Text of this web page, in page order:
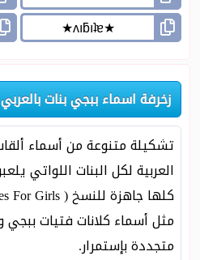
زخرفة اسماء ببجي بنات بالعربي
تشكيلة متنوعة من أسماء
العربية لكل البنات اللواتي
مثل أسماء كلانات فتيات ببجي
متجددة بإستمرار.